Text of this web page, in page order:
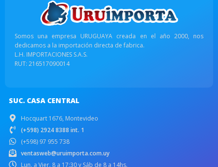
Somos una empresa URUGUAYA creada en el año 2000, nos
dedicamos a la importación directa de fabrica.
L.H. IMPORTACIONES S.A.S.
RUT: 216517090014
SUC. CASA CENTRAL
Hocquart 1676, Montevideo
(+598) 2924 8388 int. 1
(+598) 97 955 738
ventasweb@uruimporta.com.uy
Lun. a Vier. 8 a 17:30 y Sáb de 8 a 14hs.